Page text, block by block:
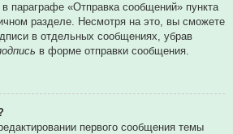
параграфе «Отправка сообщений» пункта
разделе. Несмотря на это, вы сможете
в отдельных сообщениях, убрав
в форме отправки сообщения.
первого сообщения темы